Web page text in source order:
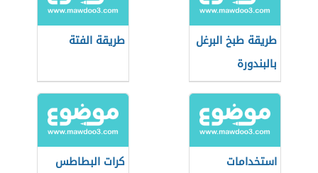
طريقة طبخ البرغل
بالبندورة
طريقة الفتة
استخدامات
كرات البطاطس